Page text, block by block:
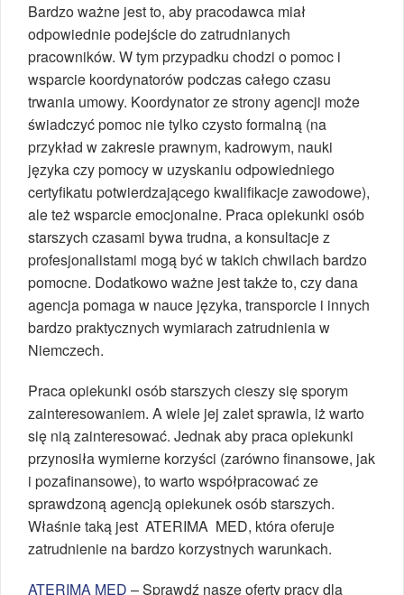
Bardzo ważne jest to, aby pracodawca miał
odpowiednie podejście do zatrudnianych
pracowników. W tym przypadku chodzi o pomoc i
wsparcie koordynatorów podczas całego czasu
trwania umowy. Koordynator ze strony agencji może
świadczyć pomoc nie tylko czysto formalną (na
przykład w zakresie prawnym, kadrowym, nauki
języka czy pomocy w uzyskaniu odpowiedniego
certyfikatu potwierdzającego kwalifikacje zawodowe),
ale też wsparcie emocjonalne. Praca opiekunki osób
starszych czasami bywa trudna, a konsultacje z
profesjonalistami mogą być w takich chwilach bardzo
pomocne. Dodatkowo ważne jest także to, czy dana
agencja pomaga w nauce języka, transporcie i innych
bardzo praktycznych wymiarach zatrudnienia w
Niemczech.
Praca opiekunki osób starszych cieszy się sporym
zainteresowaniem. A wiele jej zalet sprawia, iż warto
się nią zainteresować. Jednak aby praca opiekunki
przynosiła wymierne korzyści (zarówno finansowe, jak
i pozafinansowe), to warto współpracować ze
sprawdzoną agencją opiekunek osób starszych.
Właśnie taką jest ATERIMA MED, która oferuje
zatrudnienie na bardzo korzystnych warunkach.
ATERIMA MED – Sprawdź nasze oferty pracy dla